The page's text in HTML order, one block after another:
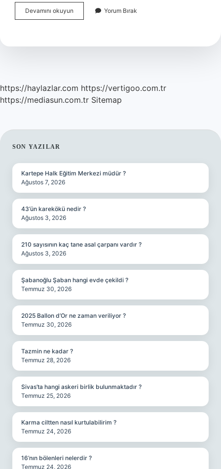
Devamını okuyun
Avadanlık
Yorum Bırak
https://haylazlar.com https://vertigoo.com.tr
https://mediasun.com.tr Sitemap
SIDEBAR
SON YAZILAR
Kartepe Halk Eğitim Merkezi müdür ?
Ağustos 7, 2026
43’ün karekökü nedir ?
Ağustos 3, 2026
210 sayısının kaç tane asal çarpanı vardır ?
Ağustos 3, 2026
Şabanoğlu Şaban hangi evde çekildi ?
Temmuz 30, 2026
2025 Ballon d’Or ne zaman veriliyor ?
Temmuz 30, 2026
Tazmin ne kadar ?
Temmuz 28, 2026
Sivas’ta hangi askeri birlik bulunmaktadır ?
Temmuz 25, 2026
Karma ciltten nasıl kurtulabilirim ?
Temmuz 24, 2026
16’nın bölenleri nelerdir ?
Temmuz 24, 2026